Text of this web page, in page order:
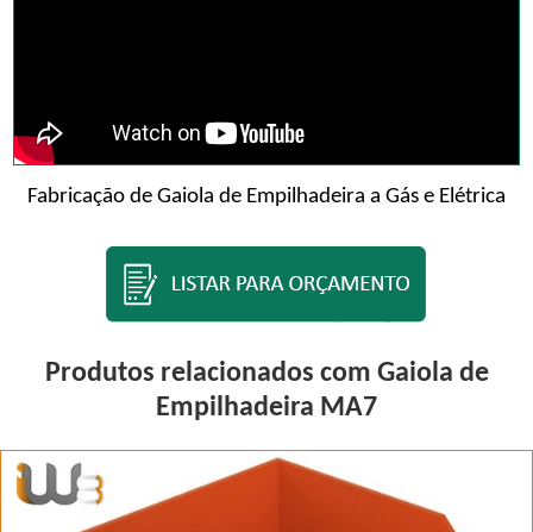
Fabricação de Gaiola de Empilhadeira a Gás e Elétrica
Produtos relacionados com Gaiola de
Empilhadeira MA7